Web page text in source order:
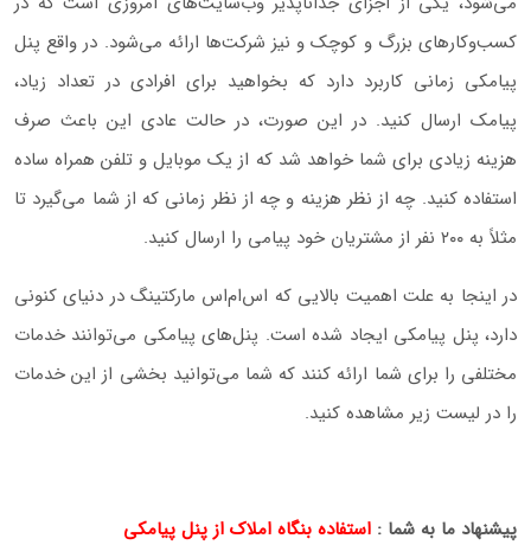
کسب‌وکارهای بزرگ و کوچک و نیز شرکت‌ها ارائه می‌شود. در واقع پنل
پیامکی زمانی کاربرد دارد که بخواهید برای افرادی در تعداد زیاد،
پیامک ارسال کنید. در این صورت، در حالت عادی این باعث صرف
هزینه زیادی برای شما خواهد شد که از یک موبایل و تلفن همراه ساده
استفاده کنید. چه از نظر هزینه و چه از نظر زمانی که از شما می‌گیرد تا
مثلاً به ۲۰۰ نفر از مشتریان خود پیامی را ارسال کنید.
در اینجا به علت اهمیت بالایی که اس‌ام‌اس مارکتینگ در دنیای کنونی
دارد، پنل پیامکی ایجاد شده است. پنل‌های پیامکی می‌توانند خدمات
مختلفی را برای شما ارائه کنند که شما می‌توانید بخشی از این خدمات
را در لیست زیر مشاهده کنید.
پیشنهاد ما به شما : استفاده بنگاه املاک از پنل پیامکی